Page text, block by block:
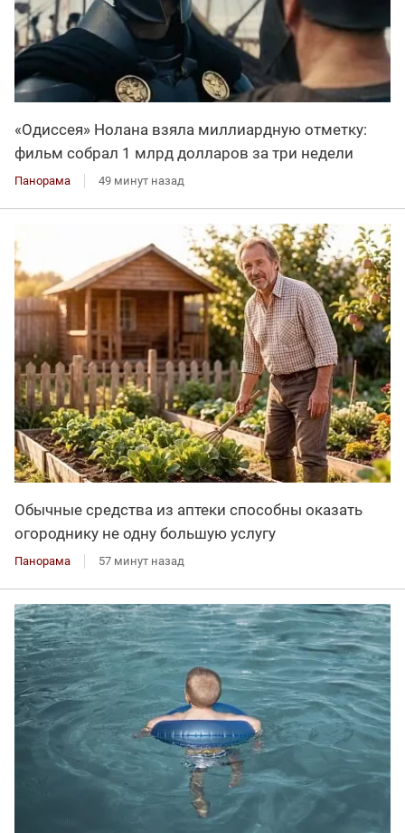
«Одиссея» Нолана взяла миллиардную отметку:
фильм собрал 1 млрд долларов за три недели
Панорама 49 минут назад
Обычные средства из аптеки способны оказать
огороднику не одну большую услугу
Панорама 57 минут назад